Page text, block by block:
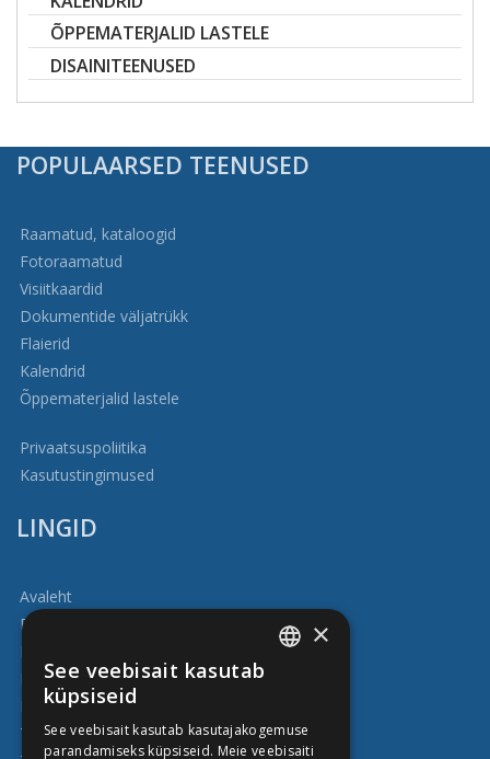
ÕPPEMATERJALID LASTELE
DISAINITEENUSED
POPULAARSED TEENUSED
Raamatud, kataloogid
Fotoraamatud
Visiitkaardid
Dokumentide väljatrükk
Flaierid
Kalendrid
Õppematerjalid lastele
Privaatsuspoliitika
Kasutustingimused
LINGID
Avaleht
Blogi
Kasulik
Meie tööd
Teenuste kataloog
RUSSIAN
×
See veebisait kasutab
küpsiseid
See veebisait kasutab kasutajakogemuse
parandamiseks küpsiseid. Meie veebisaiti